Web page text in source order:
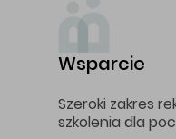
Wsparcie
Szeroki zakres
szkolenia dla